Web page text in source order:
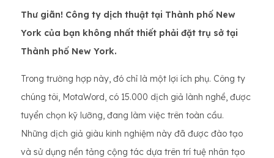
Thư giãn! Công ty dịch thuật tại Thành phố New
York của bạn không nhất thiết phải đặt trụ sở tại
Thành phố New York.
Trong trường hợp này, đó chỉ là một lợi ích phụ. Công ty
chúng tôi, MotaWord, có 15.000 dịch giả lành nghề, được
tuyển chọn kỹ lưỡng, đang làm việc trên toàn cầu.
Những dịch giả giàu kinh nghiệm này đã được đào tạo
và sử dụng nền tảng cộng tác dựa trên trí tuệ nhân tạo